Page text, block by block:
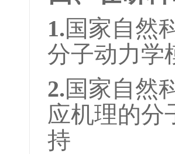
1.国家自然
分子动力学
2.国家自然
应机理的分
持